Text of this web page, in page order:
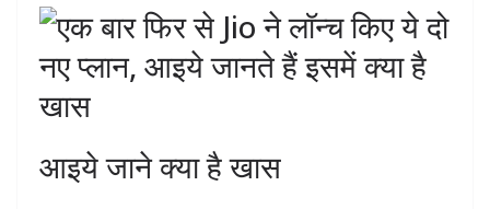
आइये जाने क्या है खास